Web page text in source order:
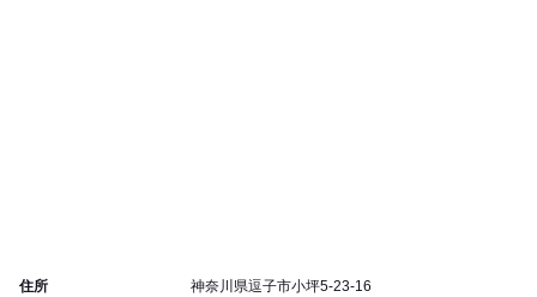
住所 神奈川県逗子市小坪5-23-16